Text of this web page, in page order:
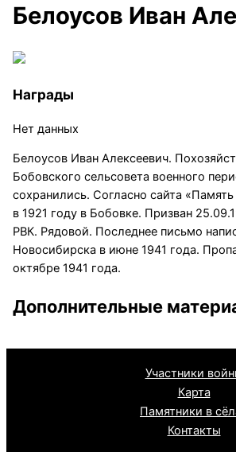
Белоусов Иван
Награды
Нет данных
Белоусов Иван Алексеевич.
Бобовского сельсовета военного
сохранились. Согласно сайта
в 1921 году в Бобовке. Призван
РВК. Рядовой. Последнее письмо
Новосибирска в июне 1941 года.
октябре 1941 года.
Дополнительные
Участники
Карта
Памятники в
Контакты